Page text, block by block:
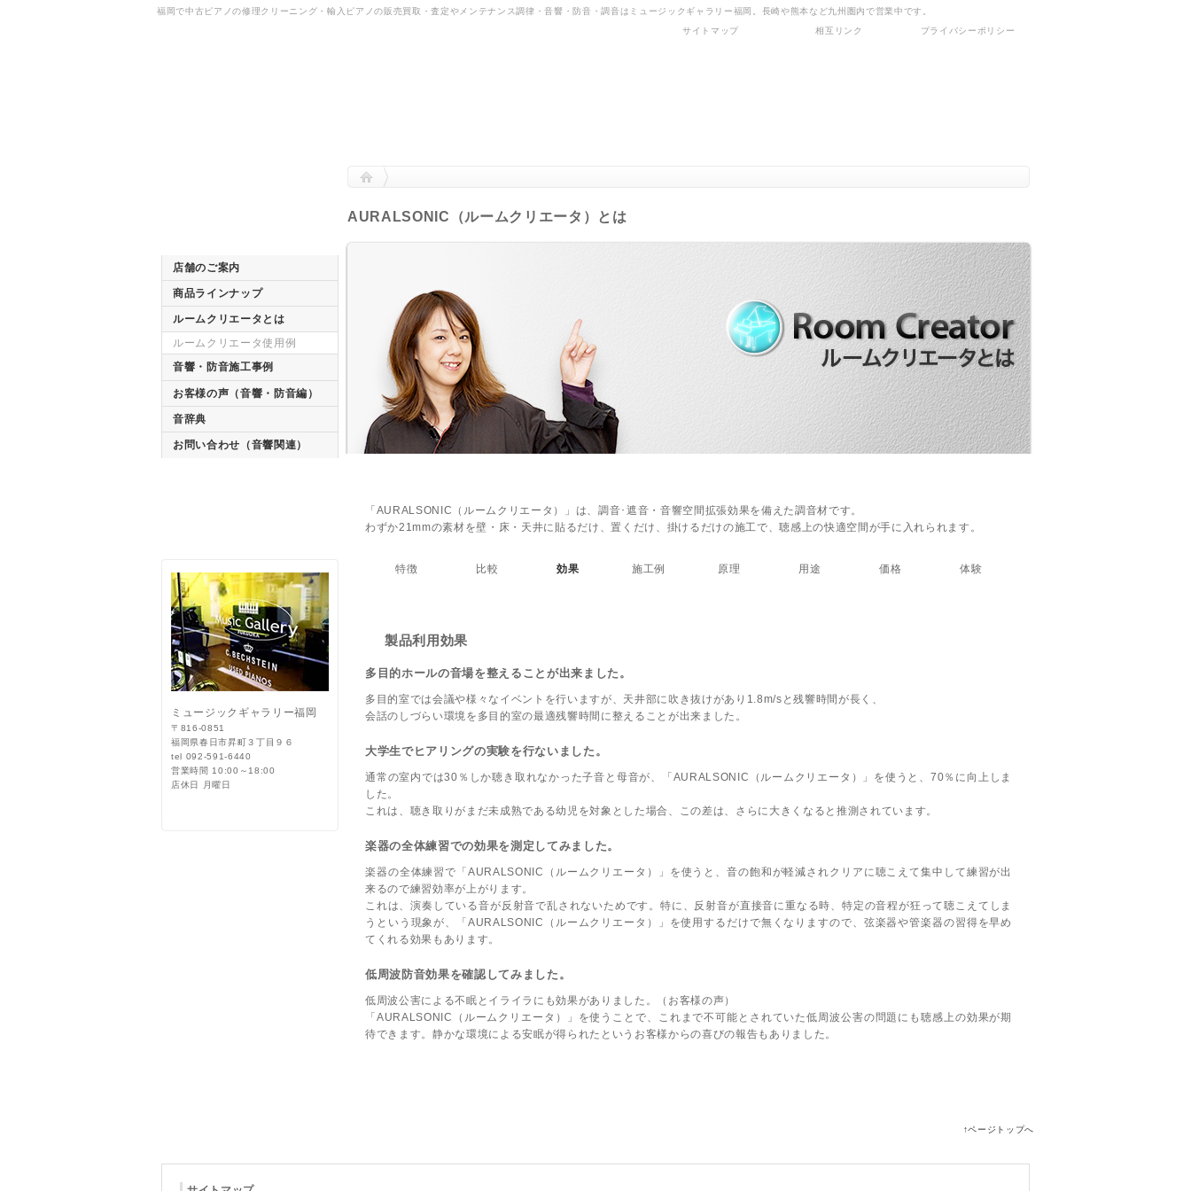
福岡で中古ピアノの修理クリーニング・輸入ピアノの販売買取・査定やメンテナンス調律・音響・防音・調音はミュージックギャラリー福岡。長崎や熊本など九州圏内で営業中です。
サイトマップ
相互リンク プライバシーポリシー
AURALSONIC（ルームクリエータ）とは
「AURALSONIC（ルームクリエータ）」は、調音･遮音・音響空間拡張効果を備えた調音材です。
わずか21mmの素材を壁・床・天井に貼るだけ、置くだけ、掛けるだけの施工で、聴感上の快適空間が手に入れられます。
特徴 比較 効果 施工例 原理 用途 価格 体験
製品利用効果
多目的ホールの音場を整えることが出来ました。
多目的室では会議や様々なイベントを行いますが、天井部に吹き抜けがあり1.8m/sと残響時間が長く、
会話のしづらい環境を多目的室の最適残響時間に整えることが出来ました。
大学生でヒアリングの実験を行ないました。
通常の室内では30％しか聴き取れなかった子音と母音が、「AURALSONIC（ルームクリエータ）」を使うと、70％に向上しま
した。
これは、聴き取りがまだ未成熟である幼児を対象とした場合、この差は、さらに大きくなると推測されています。
楽器の全体練習での効果を測定してみました。
楽器の全体練習で「AURALSONIC（ルームクリエータ）」を使うと、音の飽和が軽減されクリアに聴こえて集中して練習が出
来るので練習効率が上がります。
これは、演奏している音が反射音で乱されないためです。特に、反射音が直接音に重なる時、特定の音程が狂って聴こえてしま
うという現象が、「AURALSONIC（ルームクリエータ）」を使用するだけで無くなりますので、弦楽器や管楽器の習得を早め
てくれる効果もあります。
低周波防音効果を確認してみました。
低周波公害による不眠とイライラにも効果がありました。（お客様の声）
「AURALSONIC（ルームクリエータ）」を使うことで、これまで不可能とされていた低周波公害の問題にも聴感上の効果が期
待できます。静かな環境による安眠が得られたというお客様からの喜びの報告もありました。
店舗のご案内
商品ラインナップ
ルームクリエータとは
ルームクリエータ使用例
音響・防音施工事例
お客様の声（音響・防音編）
音辞典
お問い合わせ（音響関連）
ミュージックギャラリー福岡
〒816-0851
福岡県春日市昇町３丁目９６
tel 092-591-6440
営業時間 10:00～18:00
店休日 月曜日
↑ページトップへ